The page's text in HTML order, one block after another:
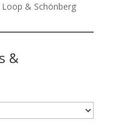
& Schönberg
&